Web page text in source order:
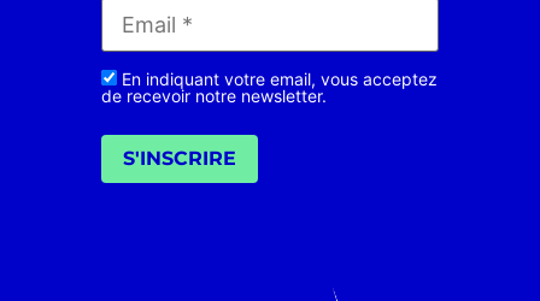
En indiquant votre email, vous acceptez
de recevoir notre newsletter.
S'INSCRIRE